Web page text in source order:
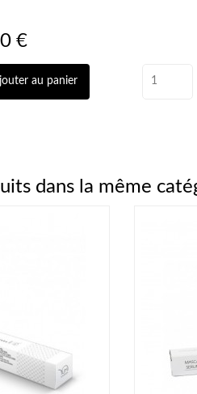
€
au panier
dans la même